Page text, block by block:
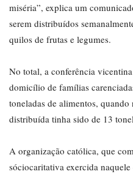
miséria”, explica um
serem distribuídos
quilos de frutas e legumes.
No total, a conferência
domicílio de famílias
toneladas de alimentos,
distribuída tinha sido de 13
A organização católica, que
sóciocaritativa exercida